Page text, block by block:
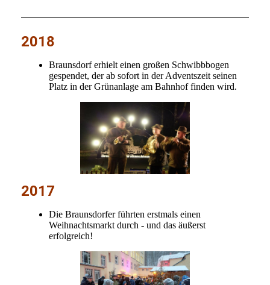
2018
Braunsdorf erhielt einen großen Schwibbbogen
gespendet, der ab sofort in der Adventszeit seinen
Platz in der Grünanlage am Bahnhof finden wird.
2017
Die Braunsdorfer führten erstmals einen
Weihnachtsmarkt durch - und das äußerst
erfolgreich!